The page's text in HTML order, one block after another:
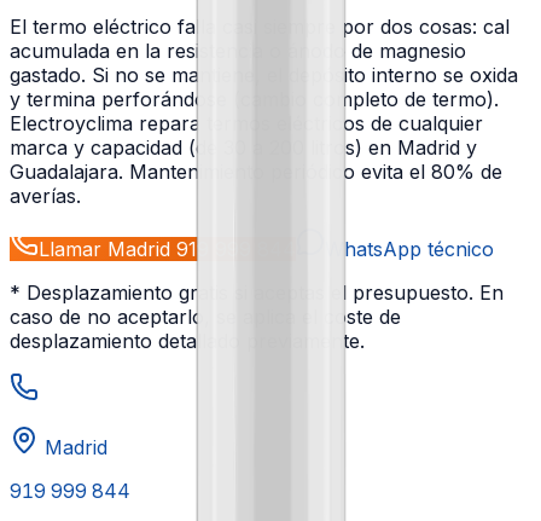
El termo eléctrico falla casi siempre por dos cosas: cal
acumulada en la resistencia o ánodo de magnesio
gastado. Si no se mantiene, el depósito interno se oxida
y termina perforándose (cambio completo de termo).
Electroyclima repara termos eléctricos de cualquier
marca y capacidad (de 30 a 200 litros) en Madrid y
Guadalajara. Mantenimiento periódico evita el 80% de
averías.
Llamar Madrid 919 999 844
WhatsApp técnico
* Desplazamiento gratis si aceptas el presupuesto. En
caso de no aceptarlo, se aplica el coste de
desplazamiento detallado previamente.
Madrid
919 999 844